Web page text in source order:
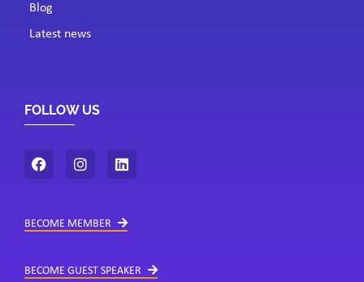
Blog
Latest news
FOLLOW US
BECOME MEMBER
BECOME GUEST SPEAKER